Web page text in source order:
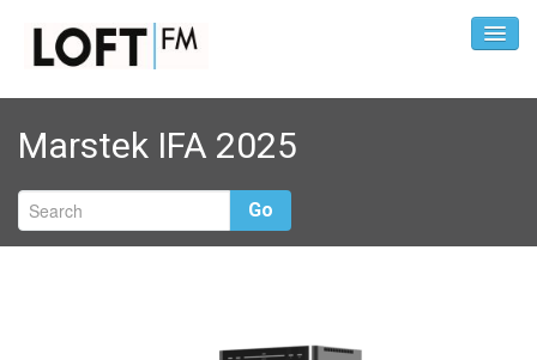
Marstek IFA 2025
Go